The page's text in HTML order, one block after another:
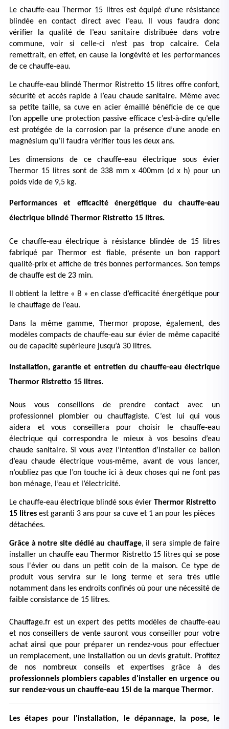
Le chauffe-eau Thermor 15 litres est équipé d’une résistance
blindée en contact direct avec l’eau. Il vous faudra donc
vérifier la qualité de l’eau sanitaire distribuée dans votre
commune, voir si celle-ci n’est pas trop calcaire. Cela
remettrait, en effet, en cause la longévité et les performances
de ce chauffe-eau.
Le chauffe-eau blindé Thermor Ristretto 15 litres offre confort,
sécurité et accès rapide à l’eau chaude sanitaire. Même avec
sa petite taille, sa cuve en acier émaillé bénéficie de ce que
l’on appelle une protection passive efficace c’est-à-dire qu’elle
est protégée de la corrosion par la présence d’une anode en
magnésium qu’il faudra vérifier tous les deux ans.
Les dimensions de ce chauffe-eau électrique sous évier
Thermor 15 litres sont de 338 mm x 400mm (d x h) pour un
poids vide de 9,5 kg.
Performances et efficacité énergétique du chauffe-eau
électrique blindé Thermor Ristretto 15 litres.
Ce chauffe-eau électrique à résistance blindée de 15 litres
fabriqué par Thermor est fiable, présente un bon rapport
qualité-prix et affiche de très bonnes performances. Son temps
de chauffe est de 23 min.
Il obtient la lettre « B » en classe d’efficacité énergétique pour
le chauffage de l’eau.
Dans la même gamme, Thermor propose, également, des
modèles compacts de chauffe-eau sur évier de même capacité
ou de capacité supérieure jusqu’à 30 litres.
Installation, garantie et entretien du chauffe-eau électrique
Thermor Ristretto 15 litres.
Nous vous conseillons de prendre contact avec un
professionnel plombier ou chauffagiste. C’est lui qui vous
aidera et vous conseillera pour choisir le chauffe-eau
électrique qui correspondra le mieux à vos besoins d’eau
chaude sanitaire. Si vous avez l’intention d’installer ce ballon
d’eau chaude électrique vous-même, avant de vous lancer,
n’oubliez pas que l’on touche ici à deux choses qui ne font pas
bon ménage, l’eau et l’électricité.
Le chauffe-eau électrique blindé sous évier Thermor Ristretto
15 litres est garanti 3 ans pour sa cuve et 1 an pour les pièces
détachées.
Grâce à notre site dédié au chauffage, il sera simple de faire
installer un chauffe eau Thermor Ristretto 15 litres qui se pose
sous l'évier ou dans un petit coin de la maison. Ce type de
produit vous servira sur le long terme et sera très utile
notamment dans les endroits confinés où pour une nécessité de
faible consistance de 15 litres.
Chauffage.fr est un expert des petits modèles de chauffe-eau
et nos conseillers de vente sauront vous conseiller pour votre
achat ainsi que pour préparer un rendez-vous pour effectuer
un remplacement, une installation ou un devis gratuit. Profitez
professionnels plombiers capables d'installer en urgence ou
sur rendez-vous un chauffe-eau 15l de la marque Thermor.
Les étapes pour l'installation, le dépannage, la pose, le